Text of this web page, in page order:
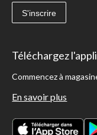
S'inscrire
Téléchargez l'appli
Commencez à
En savoir plus